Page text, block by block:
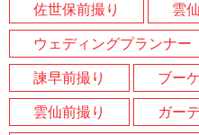
佐世保前撮り
雲
ウェディングプランナー
諫早前撮り
ブー
雲仙前撮り
ガー